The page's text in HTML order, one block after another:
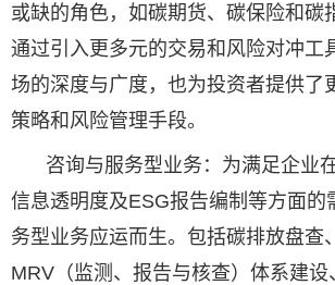
或缺的角色，如碳期货、碳保险和碳
通过引入更多元的交易和风险对冲工
场的深度与广度，也为投资者提供了
策略和风险管理手段。
咨询与服务型业务：为满足企业
信息透明度及ESG报告编制等方面的
务型业务应运而生。包括碳排放盘查
MRV（监测、报告与核查）体系建设